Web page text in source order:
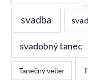
svadba
svadobný tanec
Tanečný večer